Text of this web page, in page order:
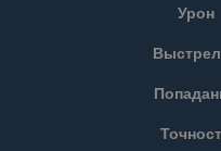
Урон